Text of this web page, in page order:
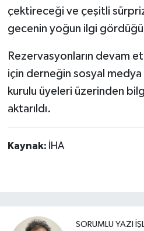
çektireceği ve çeşitli
gecenin yoğun ilgi
Rezervasyonların devam
için derneğin sosyal
kurulu üyeleri üzerinden
aktarıldı.
Kaynak: İHA
SORUMLU YAZI